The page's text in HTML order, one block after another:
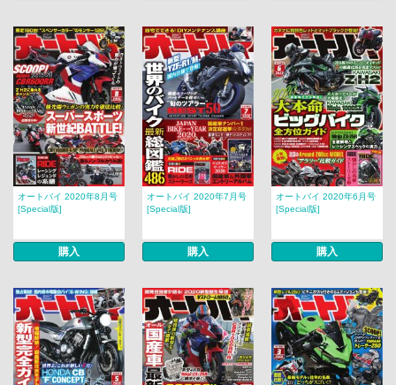
オートバイ 2020年8月号
[Special版]
購入
オートバイ 2020年7月号
[Special版]
購入
オートバイ 2020年6月号
[Special版]
購入